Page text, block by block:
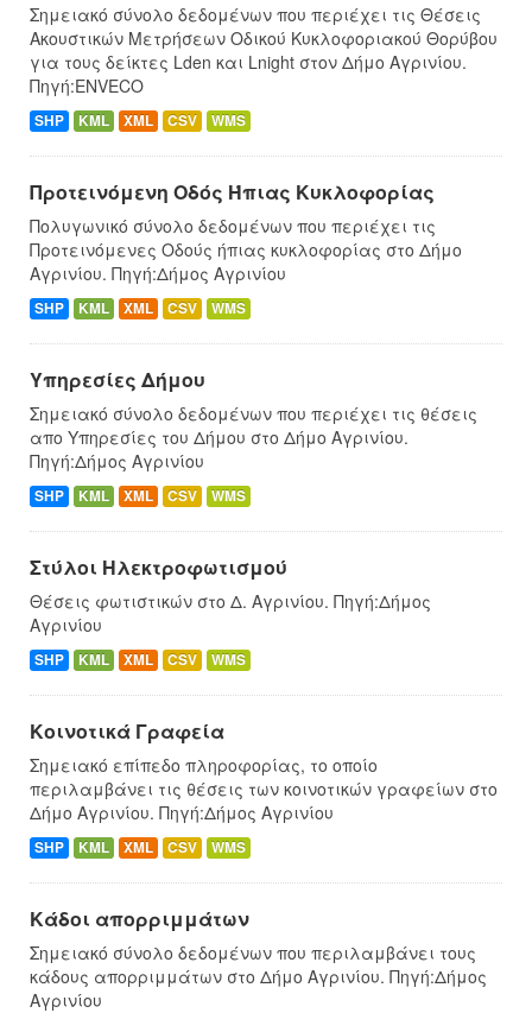
Σημειακό σύνολο δεδομένων που περιέχει τις Θέσεις
Ακουστικών Μετρήσεων Οδικού Κυκλοφοριακού Θορύβου
για τους δείκτες Lden και Lnight στον Δήμο Αγρινίου.
Πηγή:ENVECO
SHP KML XML CSV WMS
Προτεινόμενη Οδός Ήπιας Κυκλοφορίας
Πολυγωνικό σύνολο δεδομένων που περιέχει τις
Προτεινόμενες Οδούς ήπιας κυκλοφορίας στο Δήμο
Αγρινίου. Πηγή:Δήμος Αγρινίου
SHP KML XML CSV WMS
Υπηρεσίες Δήμου
Σημειακό σύνολο δεδομένων που περιέχει τις θέσεις
απο Υπηρεσίες του Δήμου στο Δήμο Αγρινίου.
Πηγή:Δήμος Αγρινίου
SHP KML XML CSV WMS
Στύλοι Ηλεκτροφωτισμού
Θέσεις φωτιστικών στο Δ. Αγρινίου. Πηγή:Δήμος
Αγρινίου
SHP KML XML CSV WMS
Κοινοτικά Γραφεία
Σημειακό επίπεδο πληροφορίας, το οποίο
περιλαμβάνει τις θέσεις των κοινοτικών γραφείων στο
Δήμο Αγρινίου. Πηγή:Δήμος Αγρινίου
SHP KML XML CSV WMS
Κάδοι απορριμμάτων
Σημειακό σύνολο δεδομένων που περιλαμβάνει τους
κάδους απορριμμάτων στο Δήμο Αγρινίου. Πηγή:Δήμος
Αγρινίου